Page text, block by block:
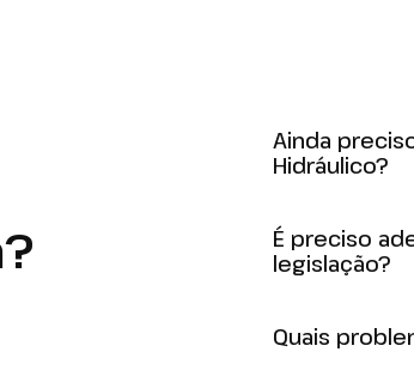
Ainda
Hidráulico?
Ao contrário.
diversas
É preciso
legislação?
Não. O OF
Quais